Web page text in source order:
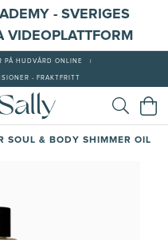
- SVERIGES
VIDEOPLATTFORM
PÅ HUDVÅRD ONLINE
- FRAKTFRITT
SOUL & BODY SHIMMER OIL